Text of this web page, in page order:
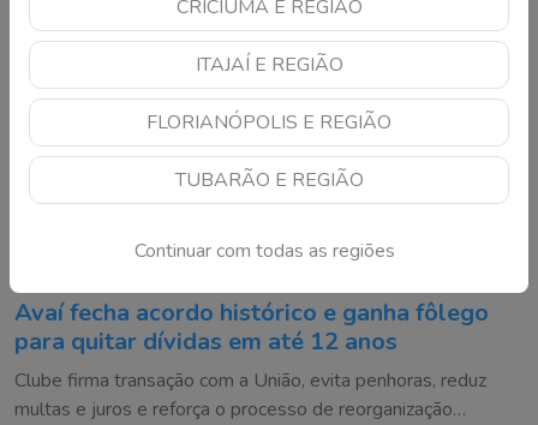
CRICIÚMA E REGIÃO
ITAJAÍ E REGIÃO
FLORIANÓPOLIS E REGIÃO
TUBARÃO E REGIÃO
Continuar com todas as regiões
Avaí fecha acordo histórico e ganha fôlego
para quitar dívidas em até 12 anos
Clube firma transação com a União, evita penhoras, reduz
multas e juros e reforça o processo de reorganização